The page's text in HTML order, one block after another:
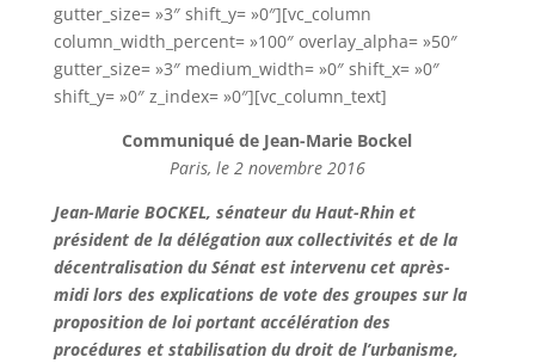
gutter_size= »3″ shift_y= »0″][vc_column
column_width_percent= »100″ overlay_alpha= »50″
gutter_size= »3″ medium_width= »0″ shift_x= »0″
shift_y= »0″ z_index= »0″][vc_column_text]
Communiqué de Jean-Marie Bockel
Paris, le 2 novembre 2016
Jean-Marie BOCKEL, sénateur du Haut-Rhin et
président de la délégation aux collectivités et de la
décentralisation du Sénat est intervenu cet après-
midi lors des explications de vote des groupes sur la
proposition de loi portant accélération des
procédures et stabilisation du droit de l’urbanisme,